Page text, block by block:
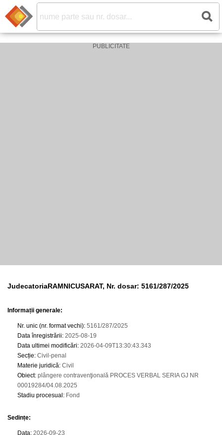
JudecatoriaRAMNICUSARAT, Nr. dosar: 5161/287/2025
Informații generale:
Nr. unic (nr. format vechi): 5161/287/2025
Data înregistrării: 2025-08-19
Data ultimei modificări: 2026-04-09T13:30:43.343
Secție: Civil-penal
Materie juridică: Civil
Obiect: plângere contravenţională PROCES VERBAL SERIA GJ NR
00019284/04.08.2025
Stadiu procesual : Fond
Sedințe:
Data: 2026-09-23